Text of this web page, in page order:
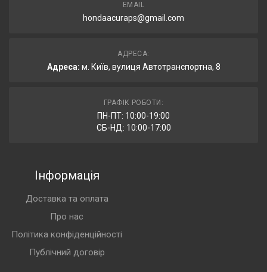
EMAIL
hondaacuraps@gmail.com
АДРЕСА:
Адреса: м. Київ, вулиця Автотранспортна, 8
ГРАФІК РОБОТИ:
ПН-ПТ: 10:00-19:00
СБ-НД: 10:00-17:00
Інформація
Доставка та оплата
Про нас
Політика конфіденційності
Публічний договір